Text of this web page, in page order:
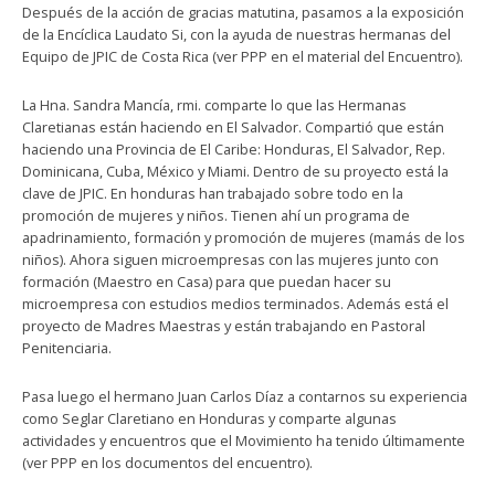
Después de la acción de gracias matutina, pasamos a la exposición
de la Encíclica Laudato Si, con la ayuda de nuestras hermanas del
Equipo de JPIC de Costa Rica (ver PPP en el material del Encuentro).
La Hna. Sandra Mancía, rmi. comparte lo que las Hermanas
Claretianas están haciendo en El Salvador. Compartió que están
haciendo una Provincia de El Caribe: Honduras, El Salvador, Rep.
Dominicana, Cuba, México y Miami. Dentro de su proyecto está la
clave de JPIC. En honduras han trabajado sobre todo en la
promoción de mujeres y niños. Tienen ahí un programa de
apadrinamiento, formación y promoción de mujeres (mamás de los
niños). Ahora siguen microempresas con las mujeres junto con
formación (Maestro en Casa) para que puedan hacer su
microempresa con estudios medios terminados. Además está el
proyecto de Madres Maestras y están trabajando en Pastoral
Penitenciaria.
Pasa luego el hermano Juan Carlos Díaz a contarnos su experiencia
como Seglar Claretiano en Honduras y comparte algunas
actividades y encuentros que el Movimiento ha tenido últimamente
(ver PPP en los documentos del encuentro).